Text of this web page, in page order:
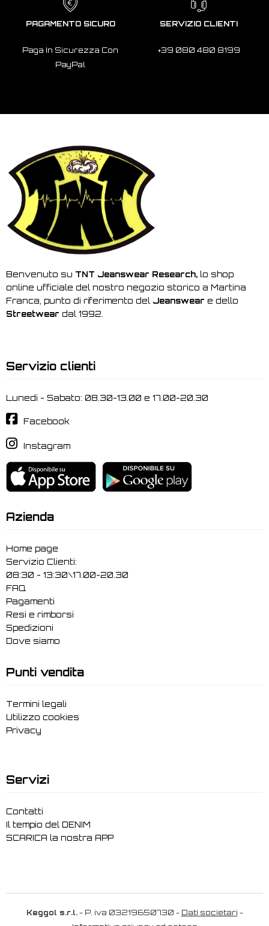
PAGAMENTO SICURO
Paga In Sicurezza Con
PayPal
SERVIZIO CLIENTI
+39 080 480 8199
Benvenuto su TNT Jeanswear Research, lo shop
online ufficiale del nostro negozio storico a Martina
Franca, punto di riferimento del Jeanswear e dello
Streetwear dal 1992.
Servizio clienti
Lunedi - Sabato: 08.30-13.00 e 17.00-20.30
Facebook
Instagram
Azienda
Home page
Servizio Clienti:
08:30 - 13:30\17.00-20.30
FAQ
Pagamenti
Resi e rimborsi
Spedizioni
Dove siamo
Punti vendita
Termini legali
Utilizzo cookies
Privacy
Servizi
Contatti
Il tempio del DENIM
SCARICA la nostra APP
Keggol s.r.l.- P. iva 03219650730 - Dati societari -